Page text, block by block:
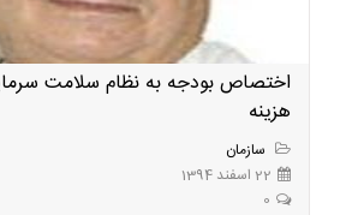
اختصاص بودجه به نظام سلامت
هزینه
سازمان
22 اسفند 1394
0